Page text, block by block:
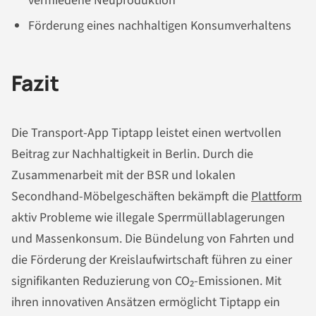
Förderung eines nachhaltigen Konsumverhaltens
Fazit
Die Transport-App Tiptapp leistet einen wertvollen
Beitrag zur Nachhaltigkeit in Berlin. Durch die
Zusammenarbeit mit der BSR und lokalen
Secondhand-Möbelgeschäften bekämpft die Plattform
aktiv Probleme wie illegale Sperrmüllablagerungen
und Massenkonsum. Die Bündelung von Fahrten und
die Förderung der Kreislaufwirtschaft führen zu einer
signifikanten Reduzierung von CO₂-Emissionen. Mit
ihren innovativen Ansätzen ermöglicht Tiptapp ein